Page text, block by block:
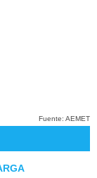
Fuente: AEMET